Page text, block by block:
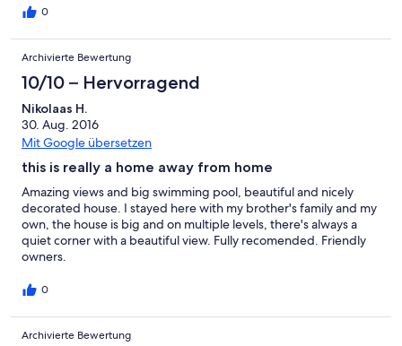
needed it because we had two days of heavy rain. The support
need a car and we used it for everything (there are no parking
Problems). The restaurants at Porto Heli are expensive and not
the best. We had better lunch at every other place. Maybe
"Alexandra" is the only one we could recommend. There is no
better place for a vacation at Argolis than at Villa Anna!"
0
Archivierte Bewertung
10/10 – Hervorragend
Nikolaas H.
30. Aug. 2016
Mit Google übersetzen
this is really a home away from home
Amazing views and big swimming pool, beautiful and nicely
decorated house. I stayed here with my brother's family and my
own, the house is big and on multiple levels, there's always a
quiet corner with a beautiful view. Fully recomended. Friendly
owners.
0
Archivierte Bewertung